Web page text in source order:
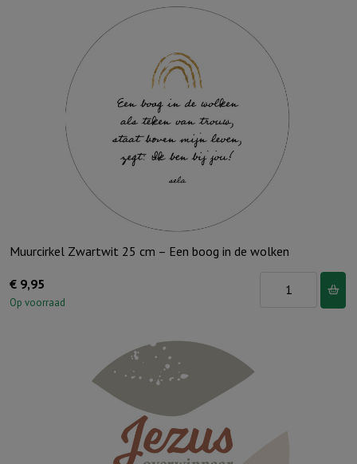
Muurcirkel Zwartwit 25 cm – Een boog in de wolken
€ 9,95
Op voorraad
Muurcirkel